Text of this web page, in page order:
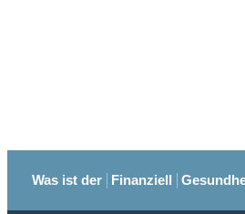
Was ist der Finanziell